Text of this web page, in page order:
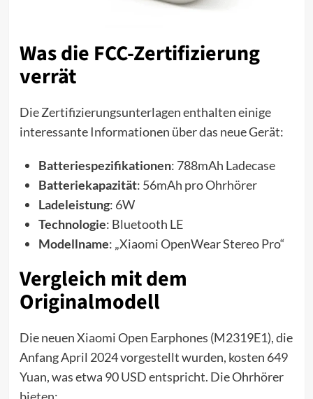
Was die FCC-Zertifizierung
verrät
Die Zertifizierungsunterlagen enthalten einige
interessante Informationen über das neue Gerät:
Batteriespezifikationen: 788mAh Ladecase
Batteriekapazität: 56mAh pro Ohrhörer
Ladeleistung: 6W
Technologie: Bluetooth LE
Modellname: „Xiaomi OpenWear Stereo Pro“
Vergleich mit dem
Originalmodell
Die neuen Xiaomi Open Earphones (M2319E1), die
Anfang April 2024 vorgestellt wurden, kosten 649
Yuan, was etwa 90 USD entspricht. Die Ohrhörer
bieten: